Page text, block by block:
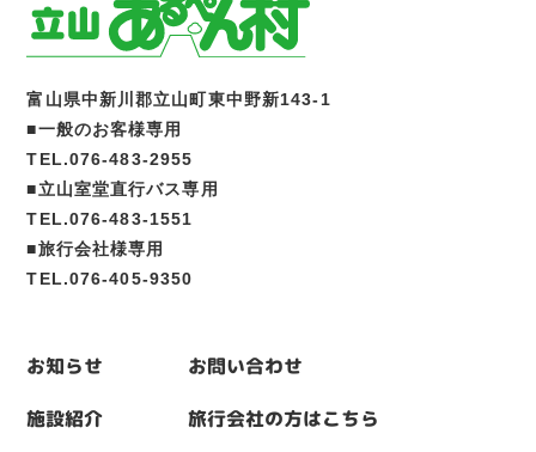
富山県中新川郡立山町東中野新143-1
■一般のお客様専用
TEL.076-483-2955
■立山室堂直行バス専用
TEL.076-483-1551
■旅行会社様専用
TEL.076-405-9350
お知らせ
お問い合わせ
施設紹介
旅行会社の方はこちら